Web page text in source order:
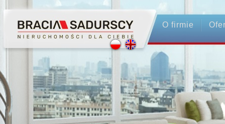
O firmie
Profesjonalne Pośrednictwo